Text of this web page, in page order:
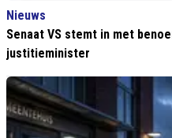
Nieuws
Senaat VS stemt in met
justitieminister